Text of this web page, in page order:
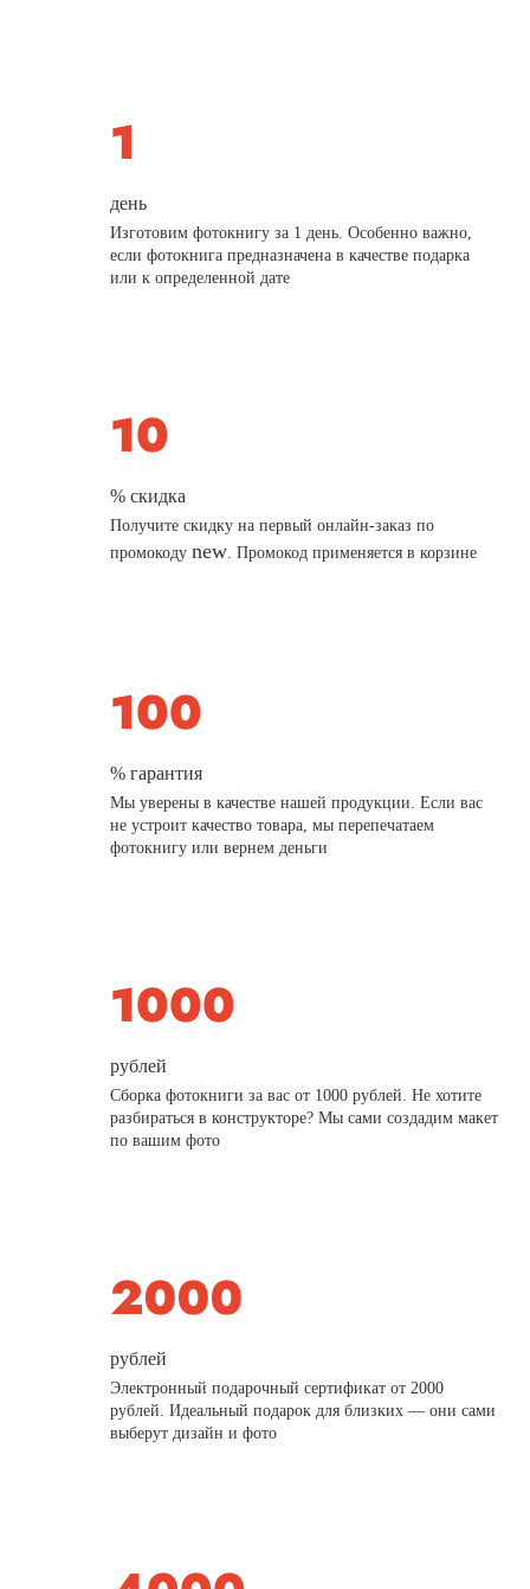
день
Изготовим фотокнигу за 1 день. Особенно важно,
если фотокнига предназначена в качестве подарка
или к определенной дате
% скидка
Получите скидку на первый онлайн-заказ по
промокодуnew. Промокод применяется в корзине
% гарантия
Мы уверены в качестве нашей продукции. Если вас
не устроит качество товара, мы перепечатаем
фотокнигу или вернем деньги
рублей
Сборка фотокниги за вас от 1000 рублей. Не хотите
разбираться в конструкторе? Мы сами создадим макет
по вашим фото
рублей
Электронный подарочный сертификат от 2000
рублей. Идеальный подарок для близких — они сами
выберут дизайн и фото